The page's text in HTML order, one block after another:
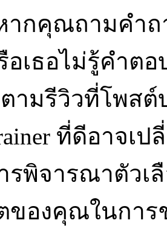
ากคุณถามคำถ
อเธอไม่รู้คำ
ามรีวิวที่โพสต์
ที่ดีอาจ
รพิจารณาตัว
ของคุณในกา